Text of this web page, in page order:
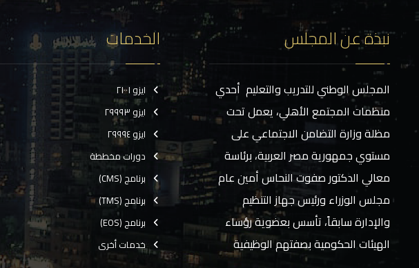
نبذة عن المجلس
المجلس الوطني للتدريب والتعليم أحدي
منظمات المجتمع الأهلي، يعمل تحت
مظلة وزارة التضامن الاجتماعي على
مستوي جمهورية مصر العربية، برئاسة
معالي الدكتور صفوت النحاس أمين عام
مجلس الوزراء ورئيس جهاز التنظيم
والإدارة سابقاً، تأسس بعضوية رؤساء
الهيئات الحكومية بصفتهم الوظيفية
الخدمات
ايزو ٢١٠٠١
ايزو ٢٩٩٩٣
ايزو ٢٩٩٩٤
دورات مخططة
برنامج (CMS)
برنامج (TMS)
برنامج (EOS)
خدمات أخرى